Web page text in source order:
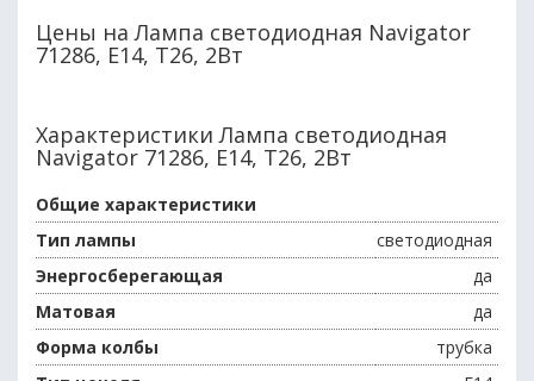
Цены на Лампа светодиодная Navigator
71286, E14, T26, 2Вт
Характеристики Лампа светодиодная
Navigator 71286, E14, T26, 2Вт
Общие характеристики
Тип лампы
светодиодная
Энергосберегающая
да
Матовая
да
Форма колбы
трубка